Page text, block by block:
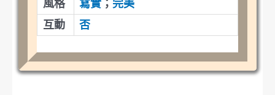
風格
寫實 ； 完美
互動
否